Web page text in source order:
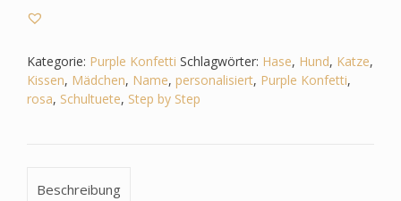
Purple
–
Haustiere
-
Hase
Kategorie: Purple Konfetti Schlagwörter: Hase, Hund, Katze,
Kissen, Mädchen, Name, personalisiert, Purple Konfetti,
rosa, Schultuete, Step by Step
Beschreibung